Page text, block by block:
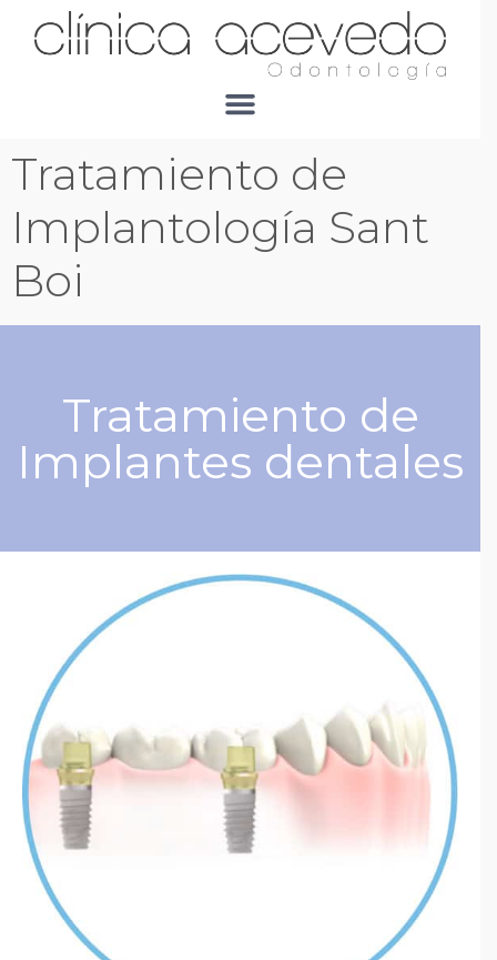
Tratamiento de
Implantología Sant
Boi
Tratamiento de
Implantes dentales